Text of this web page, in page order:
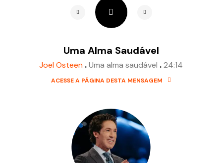
Uma Alma Saudável
Joel Osteen .Uma alma saudável .24:14
ACESSE A PÁGINA DESTA MENSAGEM